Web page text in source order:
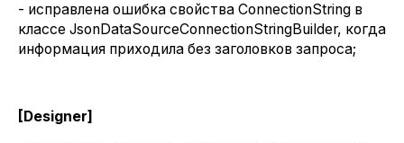
- исправлена ошибка свойства ConnectionString в
классе JsonDataSourceConnectionStringBuilder, когда
информация приходила без заголовков запроса;
[Designer]